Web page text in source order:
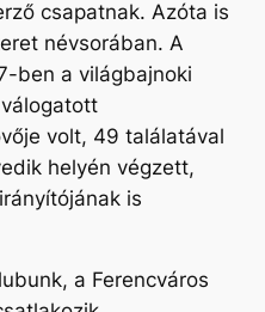
csapatnak. Azóta is
névsorában. A
ben a világbajnoki
volt, 49 találatával
helyén végzett,
is
a Ferencváros